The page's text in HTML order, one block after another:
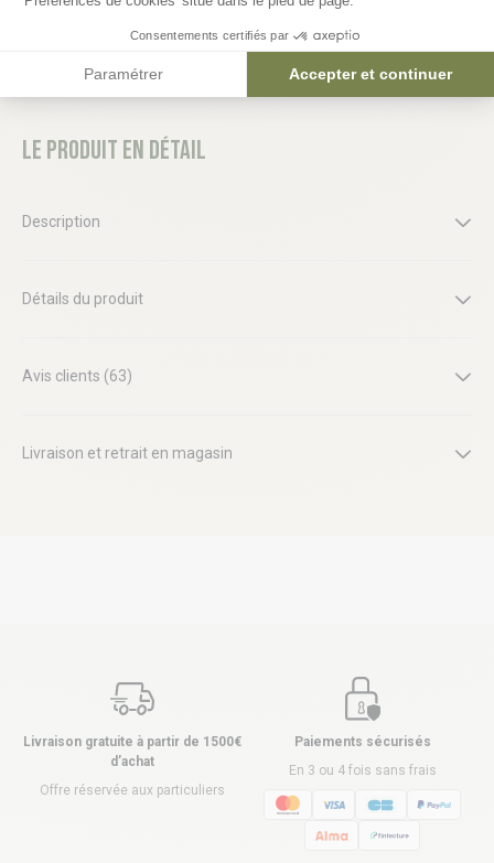
Le produit en détail
Description
Détails du produit
Avis clients (63)
Livraison et retrait en magasin
Livraison gratuite à partir de 1500€
d’achat
Offre réservée aux particuliers
Paiements sécurisés
En 3 ou 4 fois sans frais
Consentements certifiés par
Paramétrer Accepter et continuer